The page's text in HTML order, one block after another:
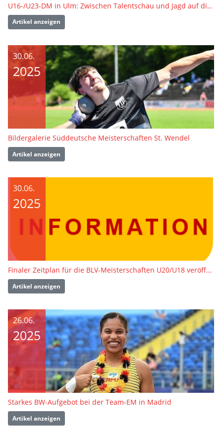
U16-/U23-DM in Ulm: Zwischen Talentschau und Jagd auf die U23-EM-Tickets
Artikel anzeigen
30.06.
2025
Bildergalerie Süddeutsche Meisterschaften St. Wendel
Artikel anzeigen
30.06.
2025
Finaler Zeitplan für die BLV-Meisterschaften U20/U18 veröffentlicht
Artikel anzeigen
26.06.
2025
Starkes BW-Aufgebot bei der Team-EM in Madrid
Artikel anzeigen